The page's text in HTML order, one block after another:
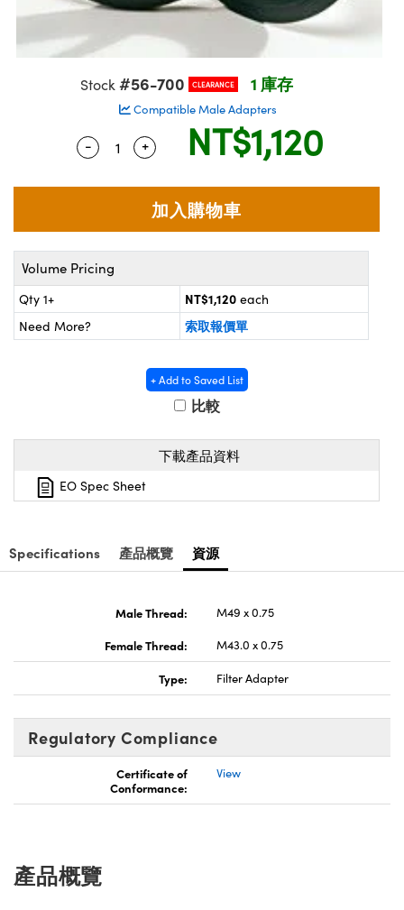
| 光纖
| 雷射光學
| 超快光學
Sputtering) Coated Optics |
鍍）鍍膜光學元件
Elements (DOE) | 繞射光
| 雷射偏光片
| 雷射稜鏡
Lenses | 變焦鏡頭模組
Targets | 顯微鏡標靶
Stage Micrometers | 刻劃板或
Mechanics | 顯微鏡用結構件
目鏡
and Couplers | 中繼鏡或耦合鏡
Direct Microscopes | 袖珍顯微鏡
and Optomechanics |
Interface Cameras | 高速接口相
| 模擬相機
and Detection
Production
Development Systems
Optical Company
Components
Labs™
Gratings™
Stock #56-700 CLEARANCE 1 庫存
Compatible Male Adapters
Quantity Selector
- Use the plus and minus buttons to
+ NT$1,120
Volume Pricing
Qty 1+ NT$1,120 each
Need More?
索取報價單
+ Add to Saved List
比較
下載產品資料
EO Spec Sheet
Specifications 產品概覽 資源
Male Thread:
M49 x 0.75
Female Thread:
M43.0 x 0.75
Type: Filter Adapter
Regulatory Compliance
Certificate of
Conformance:
View
產品概覽